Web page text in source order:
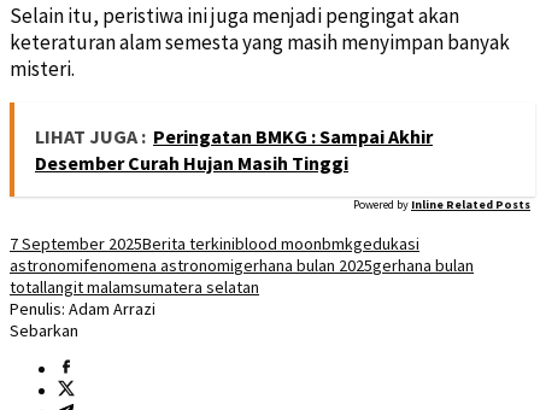
Selain itu, peristiwa ini juga menjadi pengingat akan
keteraturan alam semesta yang masih menyimpan banyak
misteri.
LIHAT JUGA : Peringatan BMKG : Sampai Akhir
Desember Curah Hujan Masih Tinggi
Powered by Inline Related Posts
7 September 2025Berita terkiniblood moonbmkgedukasi
astronomifenomena astronomigerhana bulan 2025gerhana bulan
totallangit malamsumatera selatan
Penulis: Adam Arrazi
Sebarkan